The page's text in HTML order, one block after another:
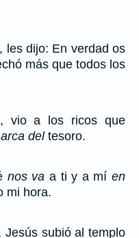
les dijo: En verdad os
más que todos los
vio a los ricos que
arca deltesoro.
nos va a ti y a míen
mi hora.
Jesús subió al templo